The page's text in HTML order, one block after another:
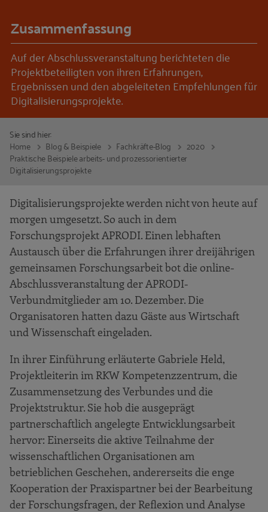
Zusammenfassung
Auf der Abschlussveranstaltung berichteten die
Projektbeteiligten von ihren Erfahrungen,
Ergebnissen und den abgeleiteten Empfehlungen für
Digitalisierungsprojekte.
Sie sind hier:
Home
Blog & Beispiele Fachkräfte-Blog
2020
Praktische Beispiele arbeits- und prozessorientierter
Digitalisierungsprojekte
Digitalisierungsprojekte werden nicht von heute auf
morgen umgesetzt. So auch in dem
Forschungsprojekt APRODI. Einen lebhaften
Austausch über die Erfahrungen ihrer dreijährigen
gemeinsamen Forschungsarbeit bot die online-
Abschlussveranstaltung der APRODI-
Verbundmitglieder am 10. Dezember. Die
Organisatoren hatten dazu Gäste aus Wirtschaft
und Wissenschaft eingeladen.
In ihrer Einführung erläuterte Gabriele Held,
Projektleiterin im RKW Kompetenzzentrum, die
Zusammensetzung des Verbundes und die
Projektstruktur. Sie hob die ausgeprägt
partnerschaftlich angelegte Entwicklungsarbeit
hervor: Einerseits die aktive Teilnahme der
wissenschaftlichen Organisationen am
betrieblichen Geschehen, andererseits die enge
Kooperation der Praxispartner bei der Bearbeitung
der Forschungsfragen, der Reflexion und Analyse